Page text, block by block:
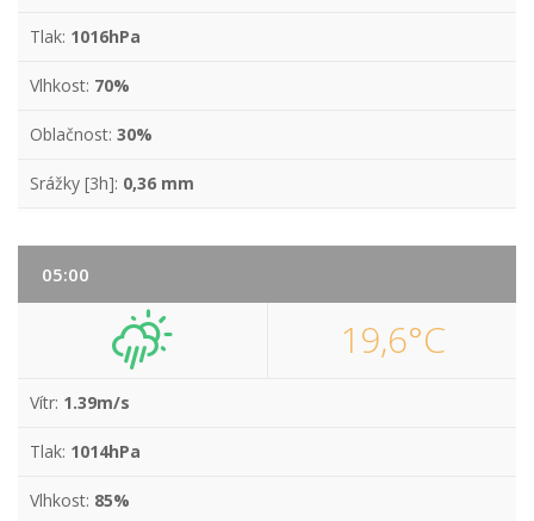
Tlak: 1016hPa
Vlhkost: 70%
Oblačnost: 30%
Srážky [3h]: 0,36 mm
05:00
19,6°C
Vítr: 1.39m/s
Tlak: 1014hPa
Vlhkost: 85%